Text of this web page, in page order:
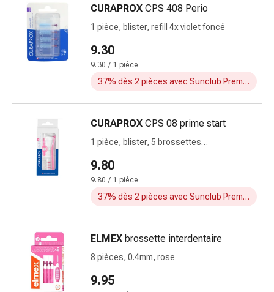
Traitement
fleurs
Gemmothérapie
Phytothérapie
Schüssler
spagyriques
Médicaments
anthroposophiques
Vessie,
rein
et
CURAPROX CPS 408 Perio
1 pièce, blister, refill 4x violet foncé
9.30
9.30 / 1 pièce
37% dès 2 pièces avec Sunclub Premium
CURAPROX CPS 08 prime start
1 pièce, blister, 5 brossettes
9.80
9.80 / 1 pièce
37% dès 2 pièces avec Sunclub Premium
ELMEX brossette interdentaire
8 pièces, 0.4mm, rose
9.95